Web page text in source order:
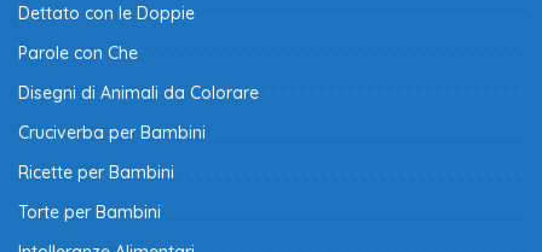
Dettato con le Doppie
Parole con Che
Disegni di Animali da Colorare
Cruciverba per Bambini
Ricette per Bambini
Torte per Bambini